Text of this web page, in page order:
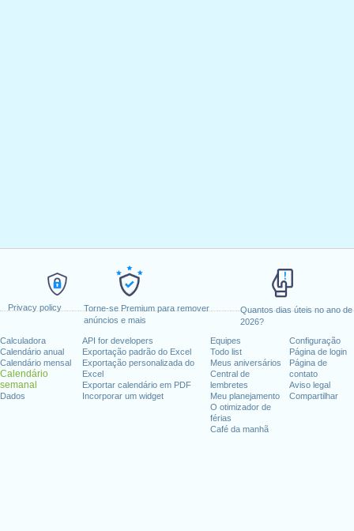
Privacy policy
Torne-se Premium para remover
anúncios e mais
Quantos dias úteis no ano de
2026?
Calculadora
Calendário anual
Calendário mensal
Calendário
semanal
Dados
API for developers
Exportação padrão do Excel
Exportação personalizada do
Excel
Exportar calendário em PDF
Incorporar um widget
Equipes
Todo list
Meus aniversários
Central de
lembretes
Meu planejamento
O otimizador de
férias
Café da manhã
Configuração
Página de login
Página de
contato
Aviso legal
Compartilhar